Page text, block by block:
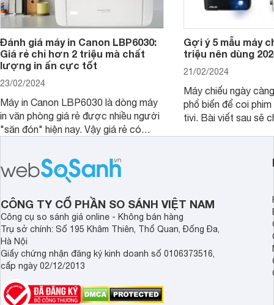
Đánh giá máy in Canon LBP6030:
Giá rẻ chỉ hơn 2 triệu mà chất
lượng in ấn cực tốt
23/02/2024
Máy in Canon LBP6030 là dòng máy
in văn phòng giá rẻ được nhiều người
"săn đón" hiện nay. Vậy giá rẻ có
không, bài viết đánh giá máy in Canon
LBP6030 dưới đây sẽ giúp bạn hiểu
Gợi ý 5 mẫu máy
triệu nên dùng
21/02/2024
Máy chiếu ngày
phổ biến để coi
tivi. Bài viết sau sẽ chia sẻ cho bạn 5
CÔNG TY CỔ PHẦN SO SÁNH VIỆT NAM
Công cụ so sánh giá online - Không bán hàng
Trụ sở chính: Số 195 Khâm Thiên, Thổ Quan, Đống Đa,
Hà Nội
Giấy chứng nhận đăng ký kinh doanh số 0106373516,
cấp ngày 02/12/2013